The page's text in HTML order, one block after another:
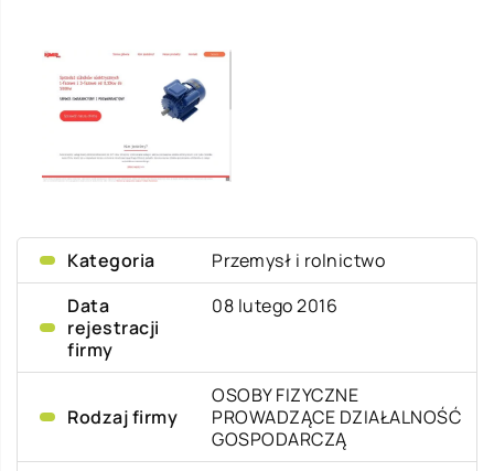
Kategoria
Przemysł i rolnictwo
Data
rejestracji
firmy
08 lutego 2016
Rodzaj firmy
OSOBY FIZYCZNE
PROWADZĄCE DZIAŁALNOŚĆ
GOSPODARCZĄ